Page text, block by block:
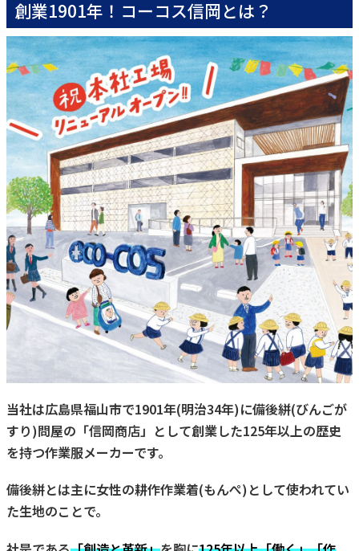
創業1901年！コーコス信岡とは？
当社は広島県福山市で1901年(明治34年)に備後絣(びんごが
すり)問屋の「信岡商店」として創業した125年以上の歴史
を持つ作業服メーカーです。
備後絣とは主に女性の耕作作業着(もんぺ)として使われてい
た生地のことで。